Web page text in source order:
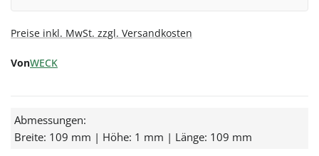
Preise inkl. MwSt. zzgl. Versandkosten
VonWECK
Abmessungen:
Breite: 109 mm | Höhe: 1 mm | Länge: 109 mm